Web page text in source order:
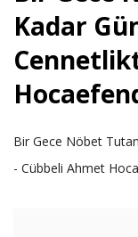
Kadar
Bir Gece Nöbet
- Cübbeli Ahmet